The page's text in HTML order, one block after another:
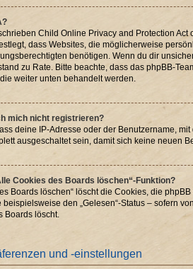
Child Online Privacy and Protection
dass Websites, die möglicherweise
benötigen. Wenn du dir
zu Rate. Bitte beachte, dass das phpBB-
weiter unten behandelt werden.
mich nicht registrieren?
deine IP-Adresse oder der Benutzername,
ausgeschaltet sein, damit sich keine neuen
Cookies des Boards löschen“-Funktion?
Boards löschen“ löscht die Cookies, die
beispielsweise den „Gelesen“-Status – sofern
Boards löscht.
und -einstellungen